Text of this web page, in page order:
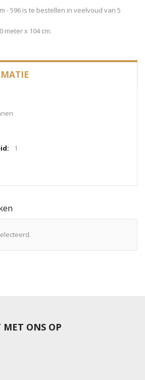
- 596 is te bestellen in veelvoud van 5
meter x 104 cm.
1
MET ONS OP